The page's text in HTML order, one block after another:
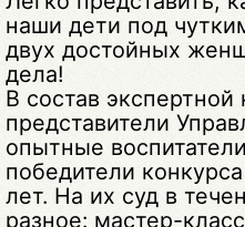
наши дети под
двух достойных
дела!
В состав
представители
опытные
победители
лет. На их суд в
разное: мастер-